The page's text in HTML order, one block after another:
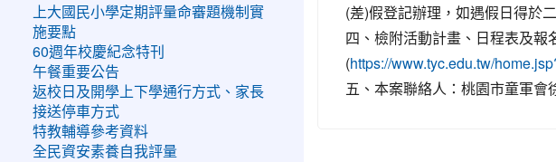
(差)假登記辦理，如遇假日得於
四、檢附活動計畫、日程表及
(https://www.tyc.edu.tw/
五、本案聯絡人：桃園市童軍會
上大國民小學定期評量命審題機制實
施要點
60週年校慶紀念特刊
午餐重要公告
返校日及開學上下學通行方式、家長
接送停車方式
特教輔導參考資料
全民資安素養自我評量